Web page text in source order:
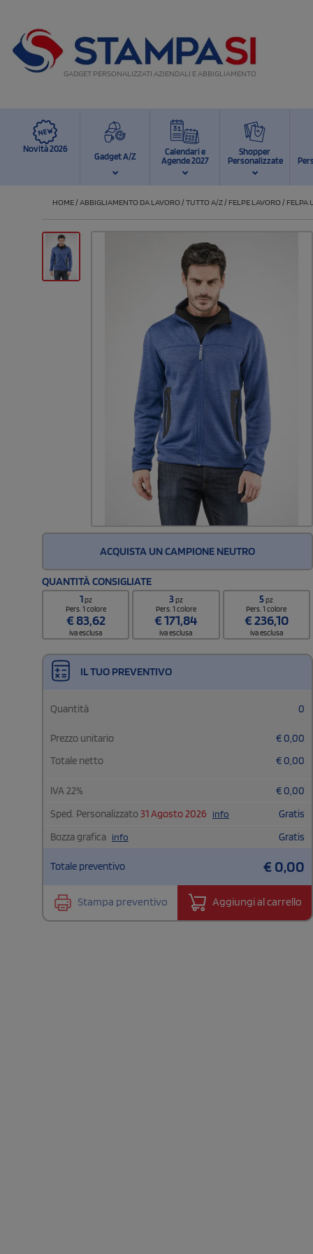
GADGET PERSONALIZZATI AZIENDALI E ABBIGLIAMENTO
Novità 2026
Gadget A/Z
Calendari e
Agende 2027
Shopper
Personalizzate
HOME /ABBIGLIAMENTO DA LAVORO /TUTTO A/Z / FELPE LAVORO / FELPA
ACQUISTA UN CAMPIONE NEUTRO
QUANTITÀ CONSIGLIATE
1pz
Pers. 1 colore
€83,62
iva esclusa
3pz
Pers. 1 colore
€171,84
iva esclusa
5pz
Pers. 1 colore
€236,10
iva esclusa
IL TUO PREVENTIVO
Quantità 0
Prezzo unitario €0,00
Totale netto
€0,00
IVA22% €0,00
Sped. Personalizzato31 Agosto 2026 info
Gratis
Bozza grafica info Gratis
Totale preventivo €0,00
Stampa preventivo Aggiungi al carrello